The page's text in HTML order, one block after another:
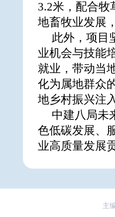
3.2米，配合
地畜牧业发展
此外，项目
业机会与技能
就业，带动当
化为属地群众
地乡村振兴注
中建八局未
色低碳发展、
业高质量发展
主